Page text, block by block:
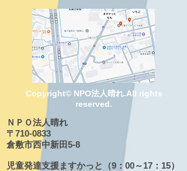
Copyright© NPO法人晴れ.All rights
reserved.
ＮＰＯ法人晴れ
〒710-​0833
倉敷市西中新田5-8
児童発達支援ますかっと（9：00～17：15）